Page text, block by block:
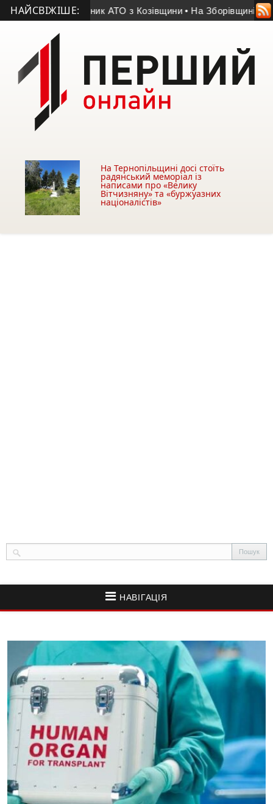
НАЙСВІЖІШЕ:
помер учасник АТО з Козівщини • На Зборівщині
На Тернопільщині досі стоїть
радянський меморіал із
написами про «Велику
Вітчизняну» та «буржуазних
націоналістів»
НАВІГАЦІЯ